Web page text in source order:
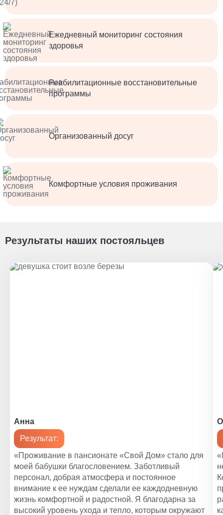
Ежедневный мониторинг состояния
здоровья
Реабилитационные восстановительные
программы
Организованный досуг
Комфортные условия проживания
Результаты наших постояльцев
Анна
Результат:
«Проживание в пансионате «Свой Дом» стало для
моей бабушки благословением. Заботливый
персонал, добрая атмосфера и постоянное
внимание к ее нуждам сделали ее каждодневную
жизнь комфортной и радостной. Я благодарна за
высокий уровень ухода и тепло, которым окружают